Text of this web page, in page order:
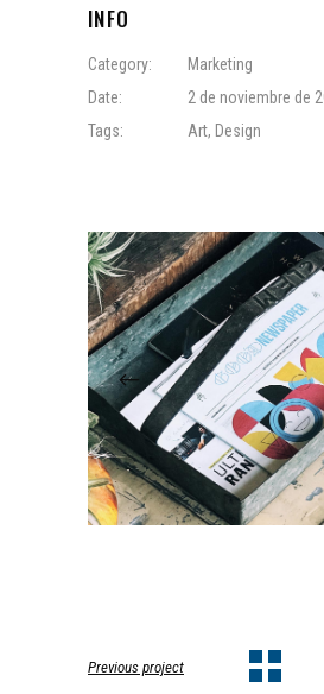
INFO
Category:
Marketing
Date:
2 de noviembre de
Tags:
Art, Design
Previous project